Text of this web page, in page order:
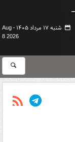
شنبه ۱۷ مرداد ۱۴۰۵ -
Aug
8 2026